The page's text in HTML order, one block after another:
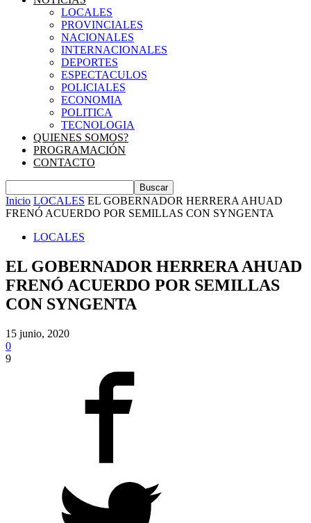
LOCALES
PROVINCIALES
NACIONALES
INTERNACIONALES
DEPORTES
ESPECTACULOS
POLICIALES
ECONOMIA
POLITICA
TECNOLOGIA
QUIENES SOMOS?
PROGRAMACIÓN
CONTACTO
Inicio LOCALES EL GOBERNADOR HERRERA AHUAD
FRENÓ ACUERDO POR SEMILLAS CON SYNGENTA
LOCALES
EL GOBERNADOR HERRERA AHUAD
FRENÓ ACUERDO POR SEMILLAS
CON SYNGENTA
15 junio, 2020
0
9